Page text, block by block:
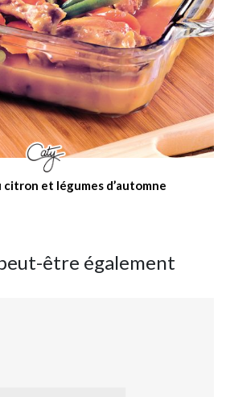
citron et légumes d’automne
être également